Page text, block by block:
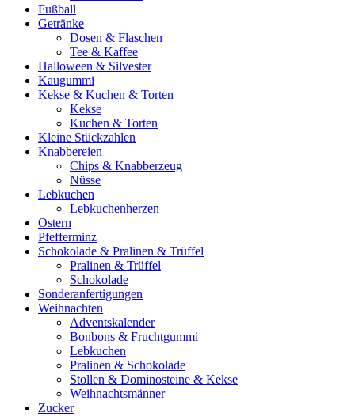
Fußball
Getränke
Dosen & Flaschen
Tee & Kaffee
Halloween & Silvester
Kaugummi
Kekse & Kuchen & Torten
Kekse
Kuchen & Torten
Kleine Stückzahlen
Knabbereien
Chips & Knabberzeug
Nüsse
Lebkuchen
Lebkuchenherzen
Ostern
Pfefferminz
Schokolade & Pralinen & Trüffel
Pralinen & Trüffel
Schokolade
Sonderanfertigungen
Weihnachten
Adventskalender
Bonbons & Fruchtgummi
Lebkuchen
Pralinen & Schokolade
Stollen & Dominosteine & Kekse
Weihnachtsmänner
Zucker